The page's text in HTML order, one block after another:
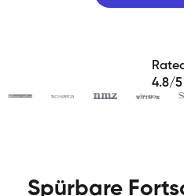
4.8/5
Spürbare